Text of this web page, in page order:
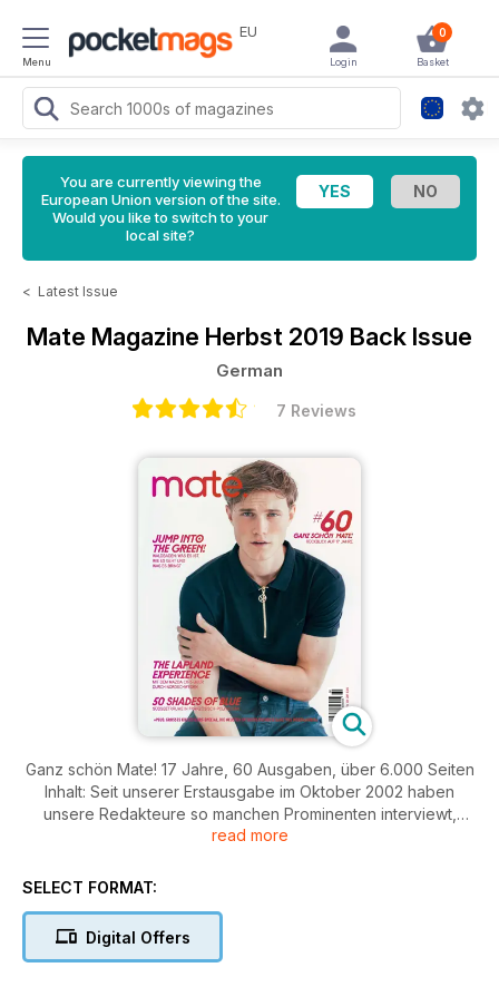
Menu
EU 0
Basket
Login
You are currently viewing the
European Union version of the site.
Would you like to switch to your
local site?
< Latest Issue
Mate Magazine Herbst 2019 Back Issue
German
7 Reviews
Ganz schön Mate! 17 Jahre, 60 Ausgaben, über 6.000 Seiten
Inhalt: Seit unserer Erstausgabe im Oktober 2002 haben
unsere Redakteure so manchen Prominenten interviewt,
hunderte Cremes und Tinkturen für dich getestet und so
nur, um dem Leser später davon berichten zu können! Wir
Sixpack anzutrainieren, und waren in der ganzen Welt
unterwegs, um die besten Abenteuerdestinationen und
read more
SELECT FORMAT:
Digital Offers